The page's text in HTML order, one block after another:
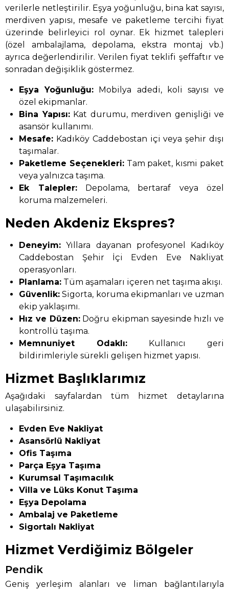
verilerle netleştirilir. Eşya yoğunluğu, bina kat sayısı,
merdiven yapısı, mesafe ve paketleme tercihi fiyat
üzerinde belirleyici rol oynar. Ek hizmet talepleri
(özel ambalajlama, depolama, ekstra montaj vb.)
ayrıca değerlendirilir. Verilen fiyat teklifi şeffaftır ve
sonradan değişiklik göstermez.
Eşya Yoğunluğu: Mobilya adedi, koli sayısı ve
özel ekipmanlar.
Bina Yapısı:Kat durumu, merdiven genişliği ve
asansör kullanımı.
Mesafe: Kadıköy Caddebostan içi veya şehir dışı
taşımalar.
Paketleme Seçenekleri:Tam paket, kısmi paket
veya yalnızca taşıma.
Ek Talepler:Depolama, bertaraf veya özel
koruma malzemeleri.
Neden Akdeniz Ekspres?
Deneyim: Yıllara dayanan profesyonel Kadıköy
Caddebostan Şehir İçi Evden Eve Nakliyat
operasyonları.
Planlama: Tüm aşamaları içeren net taşıma akışı.
Güvenlik: Sigorta, koruma ekipmanları ve uzman
ekip yaklaşımı.
Hız ve Düzen:Doğru ekipman sayesinde hızlı ve
kontrollü taşıma.
Memnuniyet Odaklı: Kullanıcı geri
bildirimleriyle sürekli gelişen hizmet yapısı.
Hizmet Başlıklarımız
Aşağıdaki sayfalardan tüm hizmet detaylarına
ulaşabilirsiniz.
Evden Eve Nakliyat
Asansörlü Nakliyat
Ofis Taşıma
Parça Eşya Taşıma
Kurumsal Taşımacılık
Villa ve Lüks Konut Taşıma
Eşya Depolama
Ambalaj ve Paketleme
Sigortalı Nakliyat
Hizmet Verdiğimiz Bölgeler
Pendik
Geniş yerleşim alanları ve liman bağlantılarıyla